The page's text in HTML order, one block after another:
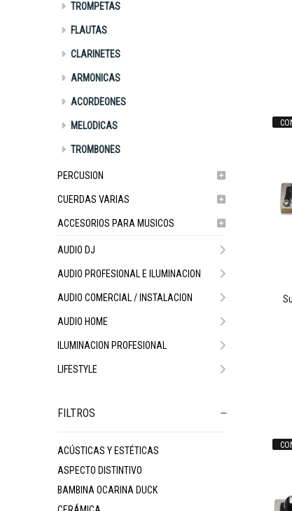
TROMPETAS
FLAUTAS
CLARINETES
ARMONICAS
ACORDEONES
MELODICAS
TROMBONES
PERCUSION
CUERDAS VARIAS
ACCESORIOS PARA MUSICOS
AUDIO DJ
AUDIO PROFESIONAL E ILUMINACION
AUDIO COMERCIAL / INSTALACION
AUDIO HOME
ILUMINACION PROFESIONAL
LIFESTYLE
FILTROS
ACÚSTICAS Y ESTÉTICAS
ASPECTO DISTINTIVO
BAMBINA OCARINA DUCK
$12.73090